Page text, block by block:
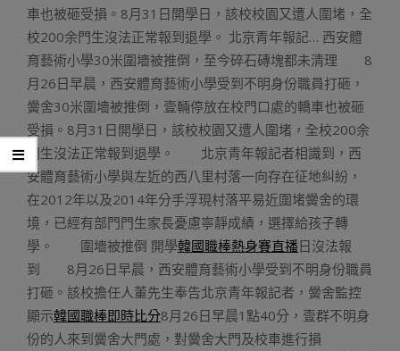
車也被砸受損。8月31日開學日，該校校園又遭人圍堵，全
校200余門生沒法正常報到退學。 北京青年報記… 西安體
育藝術小學30米圍墻被推倒，至今碎石磚塊都未清理 8
月26日早晨，西安體育藝術小學受到不明身份職員打砸，
黌舍30米圍墻被推倒，壹輛停放在校門口處的轎車也被砸
受損。8月31日開學日，該校校園又遭人圍堵，全校200余
門生沒法正常報到退學。 北京青年報記者相識到，西
安體育藝術小學與左近的西八里村落一向存在征地糾紛，
在2012年以及2014年分手浮現村落平易近圍堵黌舍的環
境，已經有部門門生家長憂慮寧靜成績，選擇給孩子轉
學。 圍墻被推倒 開學韓國職棒熱身賽直播日沒法報
到 8月26日早晨，西安體育藝術小學受到不明身份職員
打砸。該校擔任人董先生奉告北京青年報記者，黌舍監控
顯示韓國職棒即時比分8月26日早晨1點40分，壹群不明身
份的人來到黌舍大門處，對黌舍大門及校車進行損